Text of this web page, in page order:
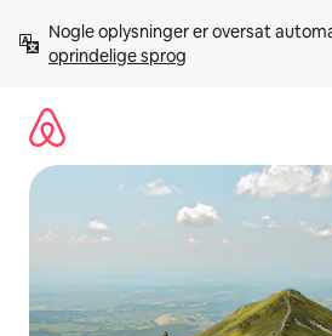
videre
Nogle oplysninger er oversat
oprindelige sprog